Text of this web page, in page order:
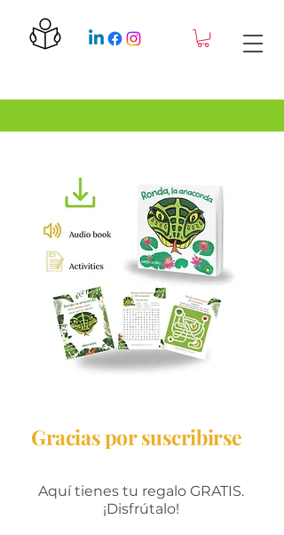
Gracias por suscribirse
Aquí tienes tu regalo GRATIS.
¡Disfrútalo!